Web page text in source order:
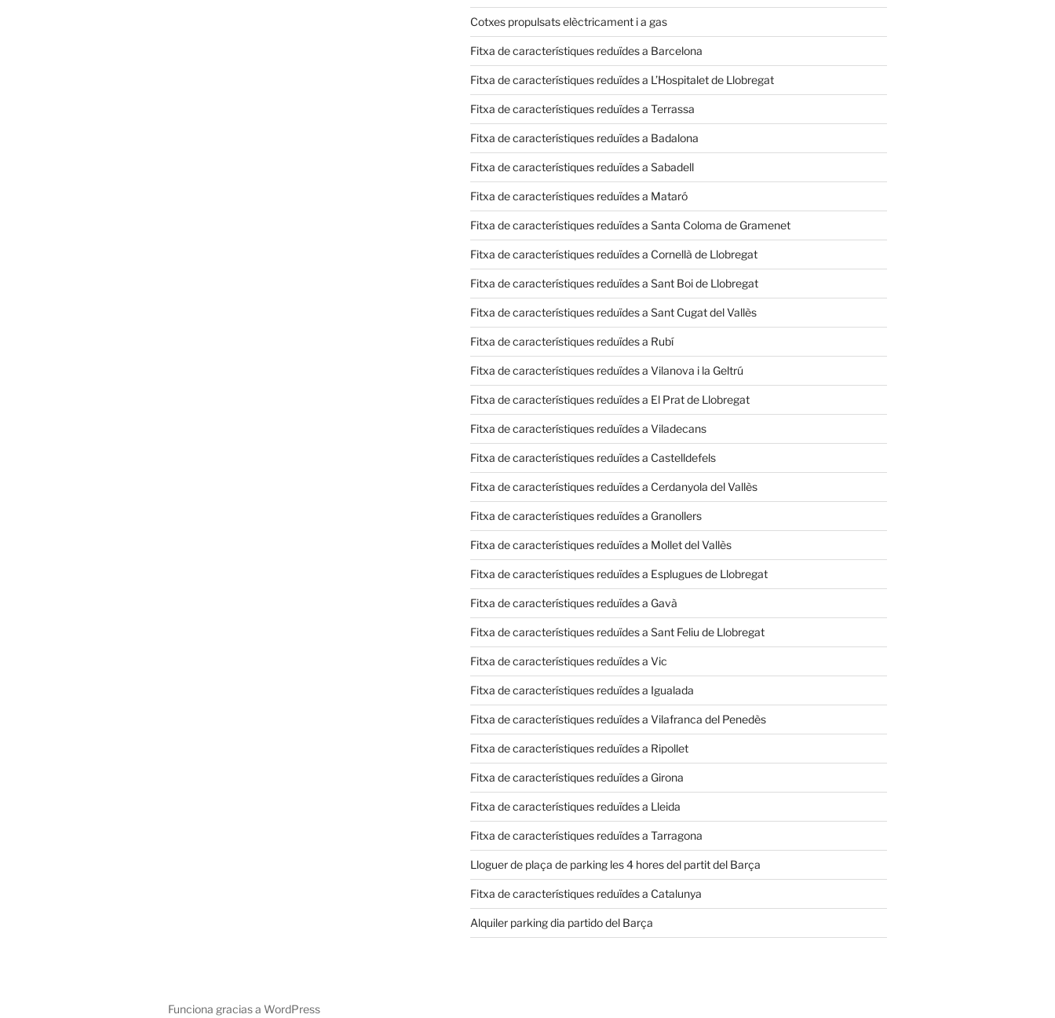
Cotxes propulsats elèctricament i a gas
Fitxa de característiques reduïdes a Barcelona
Fitxa de característiques reduïdes a L’Hospitalet de Llobregat
Fitxa de característiques reduïdes a Terrassa
Fitxa de característiques reduïdes a Badalona
Fitxa de característiques reduïdes a Sabadell
Fitxa de característiques reduïdes a Mataró
Fitxa de característiques reduïdes a Santa Coloma de Gramenet
Fitxa de característiques reduïdes a Cornellà de Llobregat
Fitxa de característiques reduïdes a Sant Boi de Llobregat
Fitxa de característiques reduïdes a Sant Cugat del Vallès
Fitxa de característiques reduïdes a Rubí
Fitxa de característiques reduïdes a Vilanova i la Geltrú
Fitxa de característiques reduïdes a El Prat de Llobregat
Fitxa de característiques reduïdes a Viladecans
Fitxa de característiques reduïdes a Castelldefels
Fitxa de característiques reduïdes a Cerdanyola del Vallès
Fitxa de característiques reduïdes a Granollers
Fitxa de característiques reduïdes a Mollet del Vallès
Fitxa de característiques reduïdes a Esplugues de Llobregat
Fitxa de característiques reduïdes a Gavà
Fitxa de característiques reduïdes a Sant Feliu de Llobregat
Fitxa de característiques reduïdes a Vic
Fitxa de característiques reduïdes a Igualada
Fitxa de característiques reduïdes a Vilafranca del Penedès
Fitxa de característiques reduïdes a Ripollet
Fitxa de característiques reduïdes a Girona
Fitxa de característiques reduïdes a Lleida
Fitxa de característiques reduïdes a Tarragona
Lloguer de plaça de parking les 4 hores del partit del Barça
Fitxa de característiques reduïdes a Catalunya
Alquiler parking dia partido del Barça
Funciona gracias a WordPress